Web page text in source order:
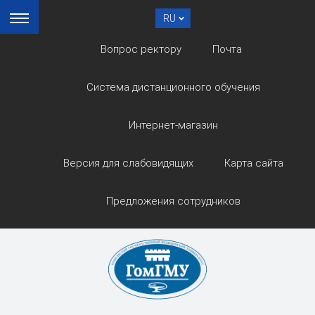
RU
Вопрос ректору Почта
Система дистанционного обучения
Интернет-магазин
Версия для слабовидящих Карта сайта
Предложения сотрудников